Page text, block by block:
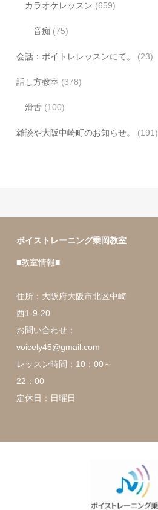
カラオケレッスン (659)
音痴 (75)
会話：ボイトレレッスンにて。 (23)
話し方教室 (378)
滑舌 (100)
雑談や大阪中崎町のお知らせ。 (191)
ボイストレーニング乗岡教室
■教室情報■
住所：大阪府大阪市北区中崎
西1-9-20
お問い合わせ：
voicely45@gmail.com
レッスン時間：10：00～
22：00
定休日：日曜日